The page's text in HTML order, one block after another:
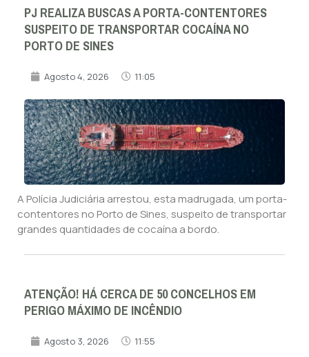
PJ REALIZA BUSCAS A PORTA-CONTENTORES
SUSPEITO DE TRANSPORTAR COCAÍNA NO
PORTO DE SINES
Agosto 4, 2026 11:05
A Polícia Judiciária arrestou, esta madrugada, um porta-
contentores no Porto de Sines, suspeito de transportar
grandes quantidades de cocaína a bordo.
ATENÇÃO! HÁ CERCA DE 50 CONCELHOS EM
PERIGO MÁXIMO DE INCÊNDIO
Agosto 3, 2026 11:55